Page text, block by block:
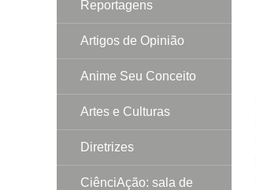
Reportagens
Artigos de Opinião
Anime Seu Conceito
Artes e Culturas
Diretrizes
CiênciAção: sala de